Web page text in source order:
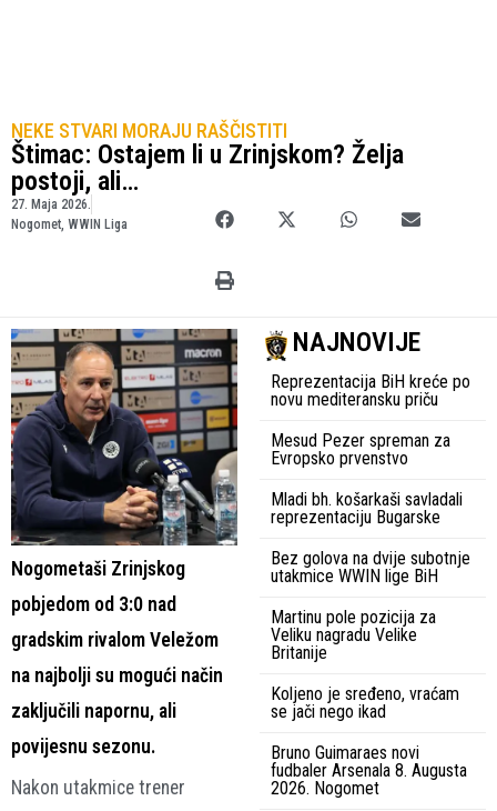
NEKE STVARI MORAJU RAŠČISTITI
Štimac: Ostajem li u Zrinjskom? Želja
postoji, ali…
27. Maja 2026.
Nogomet, WWIN Liga
Nogometaši Zrinjskog
pobjedom od 3:0 nad
gradskim rivalom Veležom
na najbolji su mogući način
zaključili napornu, ali
povijesnu sezonu.
Nakon utakmice trener
NAJNOVIJE
Reprezentacija BiH kreće po
novu mediteransku priču
Mesud Pezer spreman za
Evropsko prvenstvo
Mladi bh. košarkaši savladali
reprezentaciju Bugarske
Bez golova na dvije subotnje
utakmice WWIN lige BiH
Martinu pole pozicija za
Veliku nagradu Velike
Britanije
Koljeno je sređeno, vraćam
se jači nego ikad
Bruno Guimaraes novi
fudbaler Arsenala 8. Augusta
2026. Nogomet